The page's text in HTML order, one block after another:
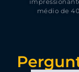
médio de